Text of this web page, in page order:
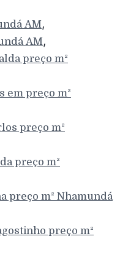
AM,
AM,
preço m²
em preço m²
preço m²
preço m²
preço m² Nhamundá
preço m²